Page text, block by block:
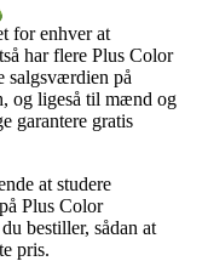
for enhver at
har flere Plus Color
salgsværdien på
og ligeså til mænd og
garantere gratis
at studere
Plus Color
bestiller, sådan at
pris.